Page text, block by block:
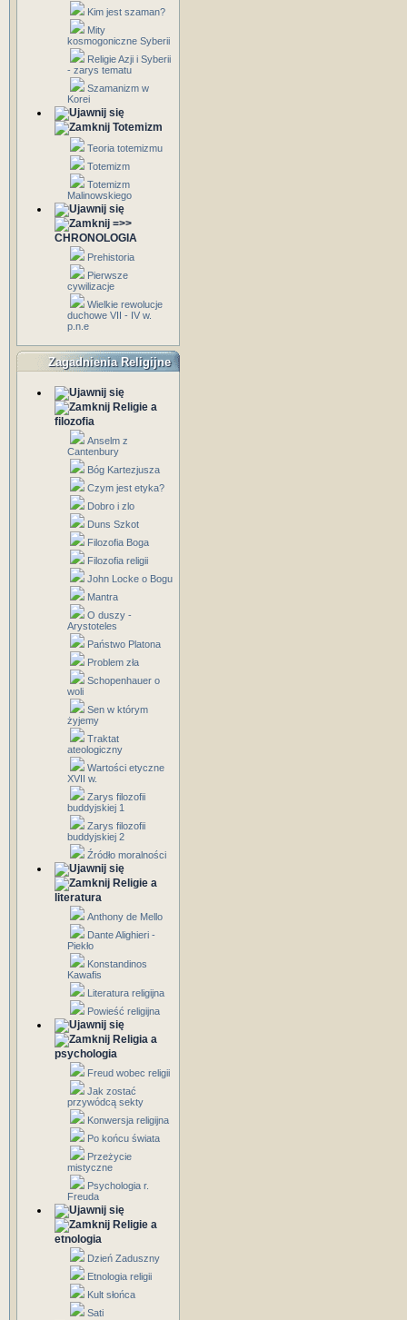
Kim jest szaman?
Mity
kosmogoniczne Syberii
Religie Azji i Syberii
- zarys tematu
Szamanizm w
Korei
Totemizm
Teoria totemizmu
Totemizm
Totemizm
Malinowskiego
=>>
CHRONOLOGIA
Prehistoria
Pierwsze
cywilizacje
Wielkie rewolucje
duchowe VII - IV w.
p.n.e
Zagadnienia Religijne
Religie a
filozofia
Anselm z
Cantenbury
Bóg Kartezjusza
Czym jest etyka?
Dobro i zlo
Duns Szkot
Filozofia Boga
Filozofia religii
John Locke o Bogu
Mantra
O duszy -
Arystoteles
Państwo Platona
Problem zła
Schopenhauer o
woli
Sen w którym
żyjemy
Traktat
ateologiczny
Wartości etyczne
XVII w.
Zarys filozofii
buddyjskiej 1
Zarys filozofii
buddyjskiej 2
Źródło moralności
Religie a
literatura
Anthony de Mello
Dante Alighieri -
Piekło
Konstandinos
Kawafis
Literatura religijna
Powieść religijna
Religia a
psychologia
Freud wobec religii
Jak zostać
przywódcą sekty
Konwersja religijna
Po końcu świata
Przeżycie
mistyczne
Psychologia r.
Freuda
Religie a
etnologia
Dzień Zaduszny
Etnologia religii
Kult słońca
Sati